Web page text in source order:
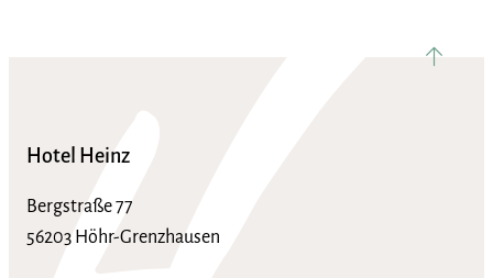
Hotel Heinz
Bergstraße 77
56203 Höhr-Grenzhausen